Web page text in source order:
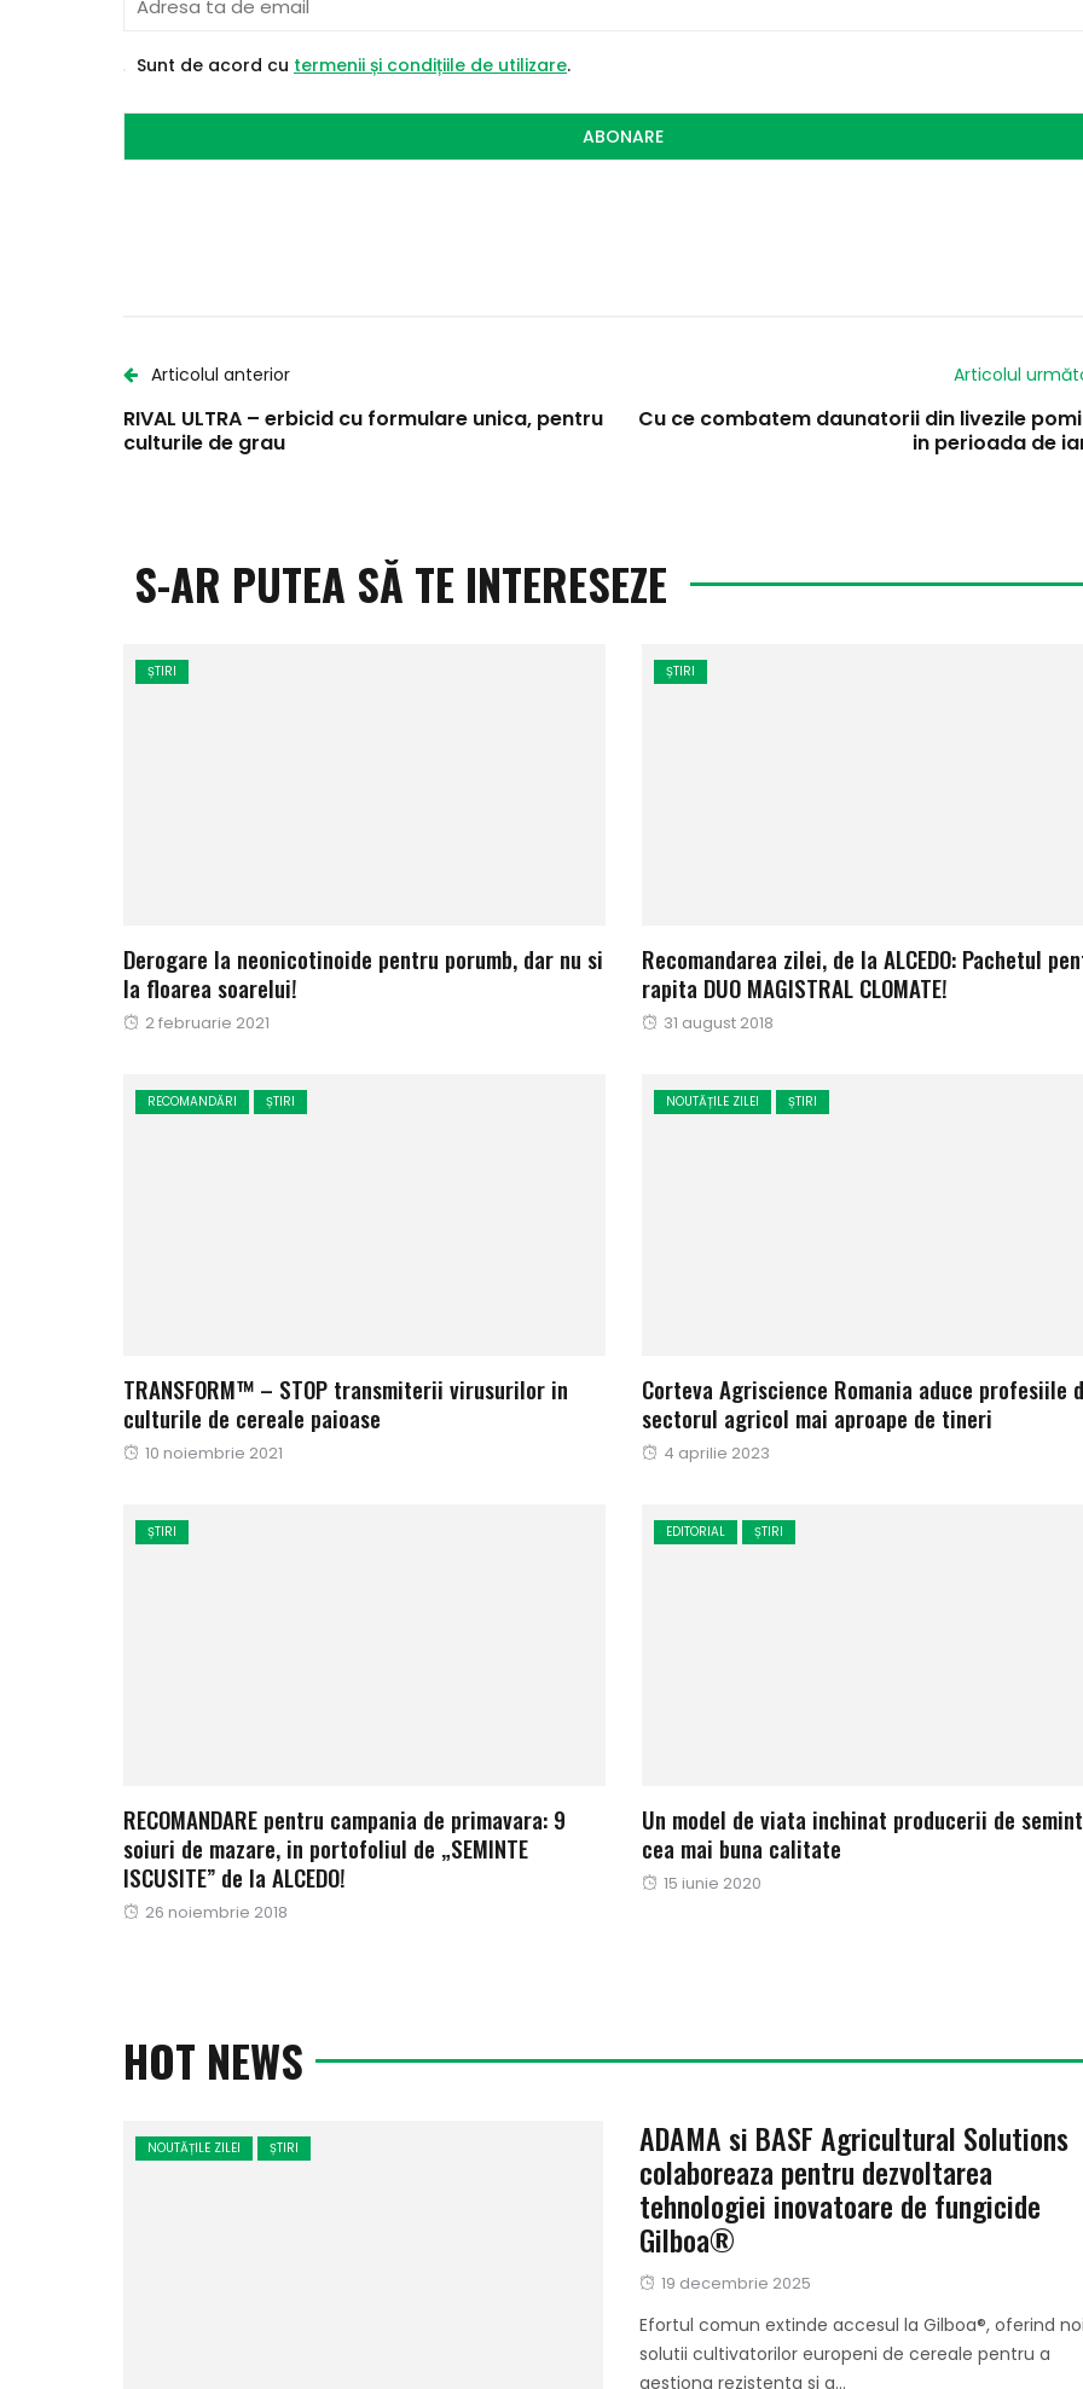
Sunt de acord cu termenii și condițiile de utilizare.
ABONARE
Articolul anterior
RIVAL ULTRA – erbicid cu formulare unica, pentru
culturile de grau
Articolul
Cu ce combatem daunatorii din livezile
in perioada de
S-AR PUTEA SĂ TE INTERESEZE
ȘTIRI
Derogare la neonicotinoide pentru porumb, dar nu si
la floarea soarelui!
Publicat
2 februarie 2021
ȘTIRI
Recomandarea zilei, de la ALCEDO: Pachetul
rapita DUO MAGISTRAL CLOMATE!
Publicat
31 august 2018
RECOMANDĂRI ȘTIRI
TRANSFORM™ – STOP transmiterii virusurilor in
culturile de cereale paioase
Publicat
10 noiembrie 2021
NOUTĂȚILE ZILEI ȘTIRI
Corteva Agriscience Romania aduce profesiile
sectorul agricol mai aproape de tineri
Publicat
4 aprilie 2023
ȘTIRI
RECOMANDARE pentru campania de primavara: 9
soiuri de mazare, in portofoliul de „SEMINTE
ISCUSITE” de la ALCEDO!
Publicat
26 noiembrie 2018
EDITORIAL ȘTIRI
Un model de viata inchinat producerii de
cea mai buna calitate
Publicat
15 iunie 2020
HOT NEWS
NOUTĂȚILE ZILEI ȘTIRI ADAMA si BASF Agricultural Solutions
colaboreaza pentru dezvoltarea
tehnologiei inovatoare de fungicide
Gilboa®
Publicat
19 decembrie 2025
Efortul comun extinde accesul la Gilboa®, oferind
solutii cultivatorilor europeni de cereale pentru a
gestiona rezistenta si a...